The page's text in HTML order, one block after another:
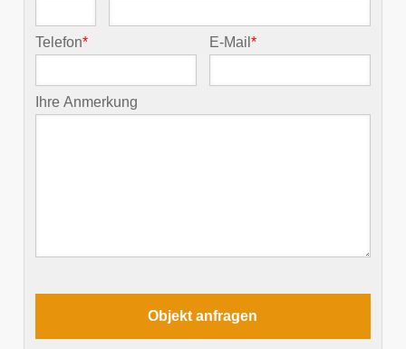
Telefon* E-Mail*
Ihre Anmerkung